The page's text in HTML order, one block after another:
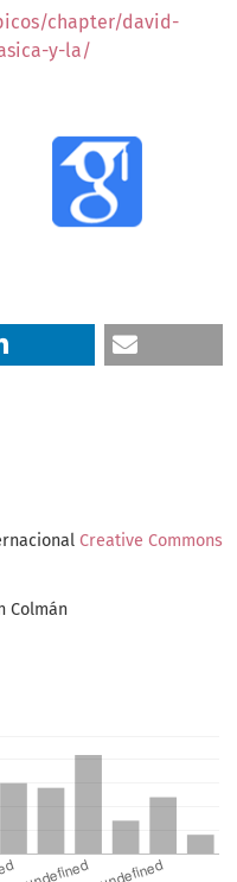
chapter/david-
y-la/
Creative Commons
Colmán